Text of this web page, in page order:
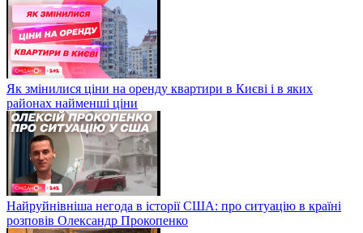
Як змінилися ціни на оренду квартири в Києві і в яких
районах найменші ціни
Найруйнівніша негода в історії США: про ситуацію в країні
розповів Олександр Прокопенко